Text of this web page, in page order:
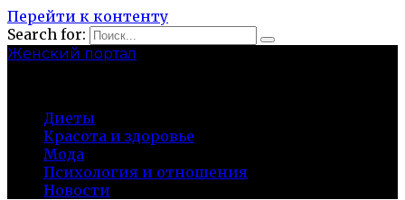
Перейти к контенту
Search for:
Женский портал
Диеты
Красота и здоровье
Мода
Психология и отношения
Новости